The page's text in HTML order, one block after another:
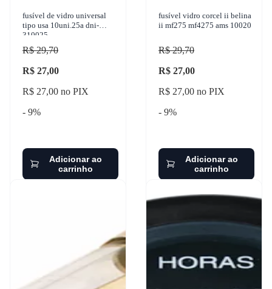
fusível de vidro universal
tipo usa 10uni.25a dni-
310025
R$ 29,70
R$ 27,00
R$ 27,00 no PIX
- 9%
Adicionar ao
carrinho
fusível vidro corcel ii belina
ii mf275 mf4275 ams 10020
R$ 29,70
R$ 27,00
R$ 27,00 no PIX
- 9%
Adicionar ao
carrinho